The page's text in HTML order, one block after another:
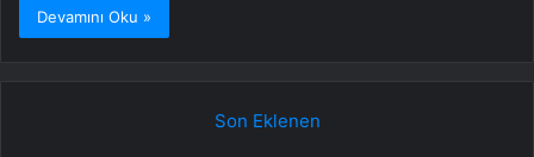
Devamını Oku »
Son Eklenen